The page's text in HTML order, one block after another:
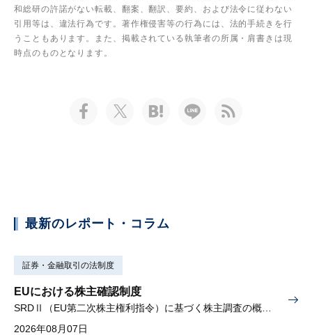
和総研の許諾がない転載、翻案、翻訳、要約、および法令に従わない
引用等は、違法行為です。著作権侵害等の行為には、法的手続きを行
うこともあります。また、掲載されている執筆者の所属・肩書きは現
時点のものとなります。
最新のレポート・コラム
証券・金融取引の法制度
EUにおける株主確認制度
2026年08月07日